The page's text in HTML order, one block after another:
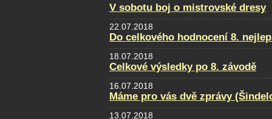
V sobotu boj o mistrovské dresy
22.07.2018
Do celkového hodnocení 8.
18.07.2018
Celkové výsledky po 8. závodě
16.07.2018
Máme pro vás dvě zprávy
13.07.2018